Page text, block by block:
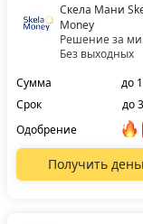
Скела Мани
Money
Решение за
Без выходных
Сумма
до
Срок
до
Одобрение
Получить